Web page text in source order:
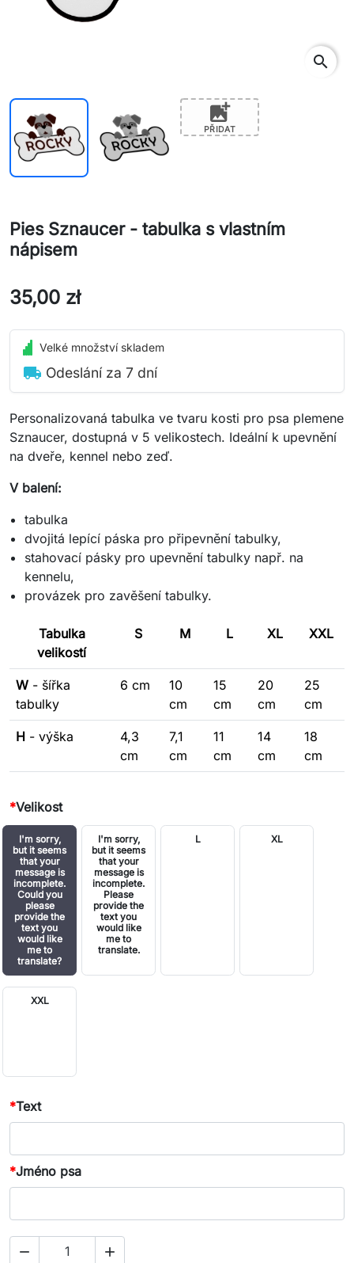
search
add_photo_alternate
PŘIDAT
Pies Sznaucer - tabulka s vlastním
nápisem
35,00 zł
Velké množství skladem
local_shipping Odeslání za 7 dní
Personalizovaná tabulka ve tvaru kosti pro psa plemene
Sznaucer, dostupná v 5 velikostech. Ideální k upevnění
na dveře, kennel nebo zeď.
V balení:
tabulka
dvojitá lepící páska pro připevnění tabulky,
stahovací pásky pro upevnění tabulky např. na
kennelu,
provázek pro zavěšení tabulky.
Tabulka
velikostí
S M L XL XXL
W - šířka
tabulky
6 cm
10
cm
15
cm
20
cm
25
cm
H - výška
4,3
cm
7,1
cm
11
cm
14
cm
18
cm
*Velikost
I'm sorry,
but it seems
that your
message is
incomplete.
Could you
please
provide the
text you
would like
me to
translate?
I'm sorry,
but it seems
that your
message is
incomplete.
Please
provide the
text you
would like
me to
translate.
L XL
XXL
*Text
*Jméno psa
 